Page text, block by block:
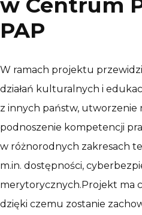
PAP
W ramach projektu
działań kulturalnych i
z innych państw, utworzenie
podnoszenie kompetencji
w różnorodnych zakresach
m.in. dostępności,
merytorycznych.Projekt ma
dzięki czemu zostanie